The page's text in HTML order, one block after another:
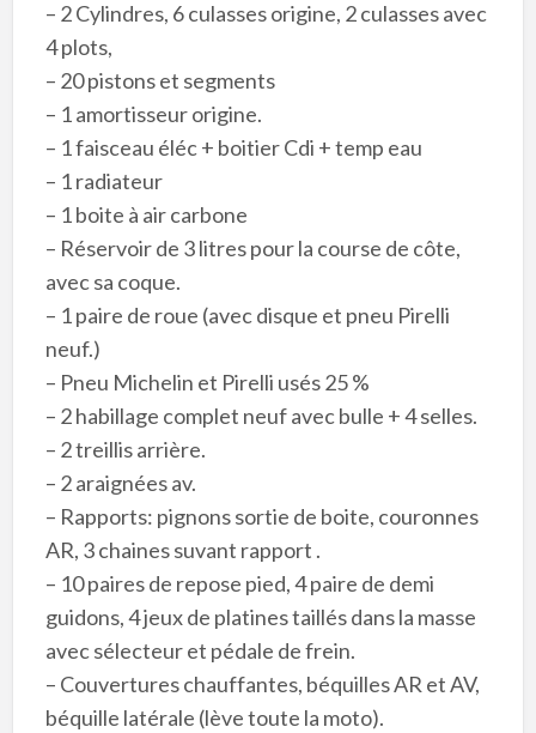
– 2 Cylindres, 6 culasses origine, 2 culasses avec
4 plots,
– 20 pistons et segments
– 1 amortisseur origine.
– 1 faisceau éléc + boitier Cdi + temp eau
– 1 radiateur
– 1 boite à air carbone
– Réservoir de 3 litres pour la course de côte,
avec sa coque.
– 1 paire de roue (avec disque et pneu Pirelli
neuf.)
– Pneu Michelin et Pirelli usés 25 %
– 2 habillage complet neuf avec bulle + 4 selles.
– 2 treillis arrière.
– 2 araignées av.
– Rapports: pignons sortie de boite, couronnes
AR, 3 chaines suvant rapport .
– 10 paires de repose pied, 4 paire de demi
guidons, 4 jeux de platines taillés dans la masse
avec sélecteur et pédale de frein.
– Couvertures chauffantes, béquilles AR et AV,
béquille latérale (lève toute la moto).